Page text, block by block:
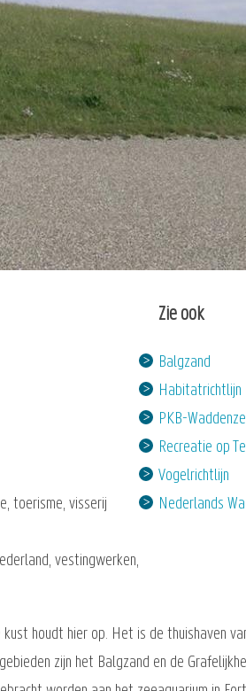
toerisme, visserij
vestingwerken,
Zie ook
Balgzand
Habitatrichtlijn
PKB-
Recreatie op
Vogelrichtlijn
Nederlands
houdt hier op. Het is de thuishaven
zijn het Balgzand en de